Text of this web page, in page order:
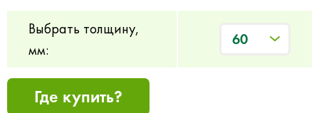
Выбрать толщину,
мм:
60
Где купить?